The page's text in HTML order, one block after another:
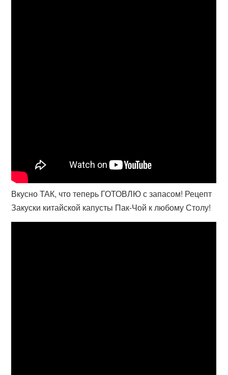
Вкусно ТАК, что теперь ГОТОВЛЮ с запасом! Рецепт
Закуски китайской капусты Пак-Чой к любому Столу!